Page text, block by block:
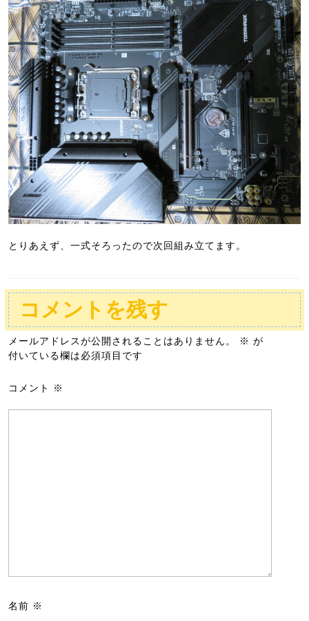
とりあえず、一式そろったので次回組み立てます。
コメントを残す
メールアドレスが公開されることはありません。 ※ が
付いている欄は必須項目です
コメント ※
名前 ※